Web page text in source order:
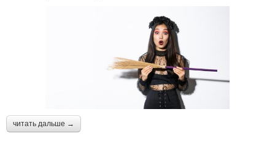
читать дальше →